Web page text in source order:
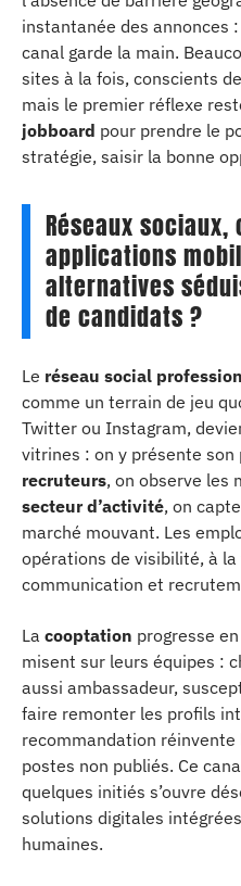
instantanée des annonces
canal garde la main.
sites à la fois, conscients
mais le premier réflexe
jobboard pour prendre le
stratégie, saisir la bonne
Réseaux
applications
alternatives
de candidats ?
Le réseau social
comme un terrain de jeu
Twitter ou Instagram,
vitrines : on y présente
recruteurs, on observe les
secteur d’activité, on
marché mouvant. Les
opérations de visibilité, à
communication et
La cooptation progresse
misent sur leurs équipes :
aussi ambassadeur,
faire remonter les profils
recommandation réinvente
postes non publiés. Ce
quelques initiés s’ouvre
solutions digitales
humaines.